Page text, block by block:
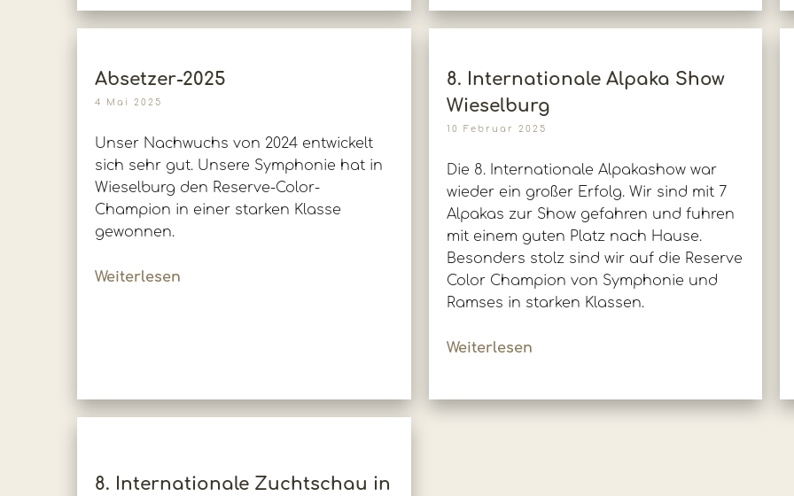
Absetzer-2025
4 Mai 2025
Unser Nachwuchs von 2024 entwickelt
sich sehr gut. Unsere Symphonie hat in
Wieselburg den Reserve-Color-
Champion in einer starken Klasse
gewonnen.
Weiterlesen
8. Internationale Alpaka Show
Wieselburg
10 Februar 2025
Die 8. Internationale Alpakashow war
wieder ein großer Erfolg. Wir sind mit 7
Alpakas zur Show gefahren und fuhren
mit einem guten Platz nach Hause.
Besonders stolz sind wir auf die Reserve
Color Champion von Symphonie und
Ramses in starken Klassen.
Weiterlesen
8. Internationale Zuchtschau in